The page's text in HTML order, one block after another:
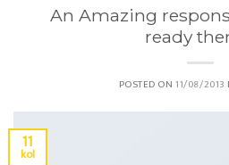
An Amazing
ready
POSTED ON11/08/2013
11
kol